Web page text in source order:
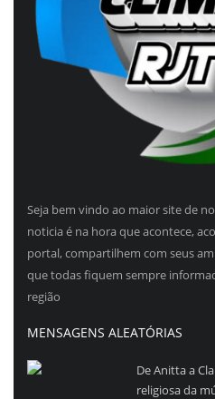
Seja bem vindo ao maior site de
noticia é na hora que acontece,
portal, compartilhem com seus
que todas fiquem sempre
região
MENSAGENS ALEATÓRIAS
De Anitta a
religiosa da